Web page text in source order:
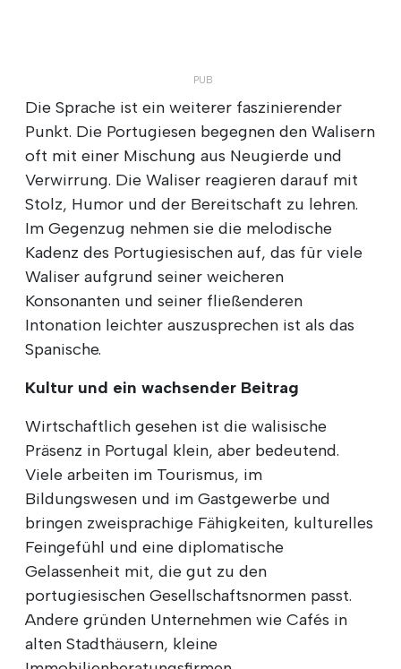
Die Sprache ist ein weiterer faszinierender
Punkt. Die Portugiesen begegnen den Walisern
oft mit einer Mischung aus Neugierde und
Verwirrung. Die Waliser reagieren darauf mit
Stolz, Humor und der Bereitschaft zu lehren.
Im Gegenzug nehmen sie die melodische
Kadenz des Portugiesischen auf, das für viele
Waliser aufgrund seiner weicheren
Konsonanten und seiner fließenderen
Intonation leichter auszusprechen ist als das
Spanische.
Kultur und ein wachsender Beitrag
Wirtschaftlich gesehen ist die walisische
Präsenz in Portugal klein, aber bedeutend.
Viele arbeiten im Tourismus, im
Bildungswesen und im Gastgewerbe und
bringen zweisprachige Fähigkeiten, kulturelles
Feingefühl und eine diplomatische
Gelassenheit mit, die gut zu den
portugiesischen Gesellschaftsnormen passt.
Andere gründen Unternehmen wie Cafés in
alten Stadthäusern, kleine